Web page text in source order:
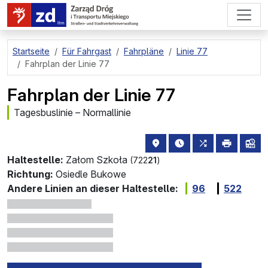
zum Hauptinhalt springen
Startseite Für Fahrgast Fahrpläne
Linie 77
Fahrplan der Linie 77
Fahrplan der Linie 77
Tagesbuslinie – Normallinie
Haltestelle: Załom Szkoła (72221)
Haltestellenstandort auf
die nächsten
alle Linien,
drucken
Richtung: Osiedle Bukowe
Andere Linien an dieser Haltestelle:
96 522